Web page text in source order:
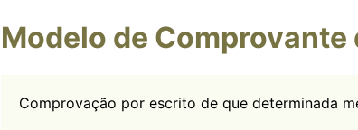
Modelo de
Comprovação por escrito de que determinada